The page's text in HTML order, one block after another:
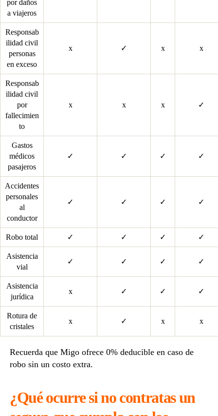
por daños
a viajeros
Responsab
ilidad civil
personas
en exceso
x ✓ x x
Responsab
ilidad civil
por
fallecimien
to
x x x ✓
Gastos
médicos
pasajeros
✓ ✓ ✓ ✓
Accidentes
personales
al
conductor
✓ ✓ ✓ ✓
Robo total ✓ ✓ ✓ ✓
Asistencia
vial
✓ ✓ ✓ ✓
Asistencia
jurídica
x ✓ ✓ ✓
Rotura de
cristales
x ✓ x x
Recuerda que Migo ofrece 0% deducible en caso de
robo sin un costo extra.
¿Qué ocurre si no contratas un